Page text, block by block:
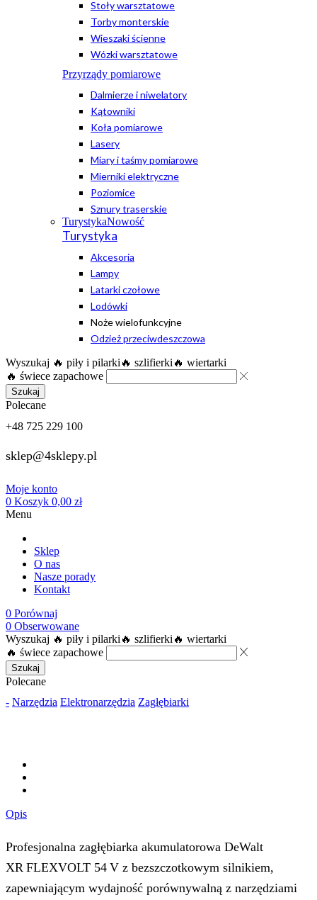
Stoły warsztatowe
Torby monterskie
Wieszaki ścienne
Wózki warsztatowe
Przyrządy pomiarowe
Dalmierze i niwelatory
Kątowniki
Koła pomiarowe
Lasery
Miary i taśmy pomiarowe
Mierniki elektryczne
Poziomice
Sznury traserskie
TurystykaNowość
Turystyka
Akcesoria
Lampy
Latarki czołowe
Lodówki
Noże wielofunkcyjne
Odzież przeciwdeszczowa
Wyszukaj 🔥 piły i pilarki 🔥 szlifierki 🔥 wiertarki
🔥 świece zapachowe
Szukaj
Polecane
+48 725 229 100
sklep@4sklepy.pl
Moje konto
0 Koszyk 0,00 zł
Menu
Sklep
O nas
Nasze porady
Kontakt
0 Porównaj
0 Obserwowane
Wyszukaj 🔥 piły i pilarki 🔥 szlifierki 🔥 wiertarki
🔥 świece zapachowe
Szukaj
Polecane
- Narzędzia Elektronarzędzia Zagłębiarki
Opis
Profesjonalna zagłębiarka akumulatorowa DeWalt
XR FLEXVOLT 54 V z bezszczotkowym silnikiem,
zapewniającym wydajność porównywalną z narzędziami